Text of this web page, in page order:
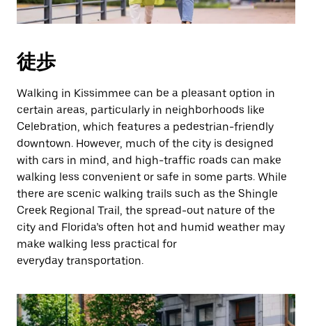
徒歩
Walking in Kissimmee can be a pleasant option in
certain areas, particularly in neighborhoods like
Celebration, which features a pedestrian-friendly
downtown. However, much of the city is designed
with cars in mind, and high-traffic roads can make
walking less convenient or safe in some parts. While
there are scenic walking trails such as the Shingle
Creek Regional Trail, the spread-out nature of the
city and Florida’s often hot and humid weather may
make walking less practical for
everyday transportation.